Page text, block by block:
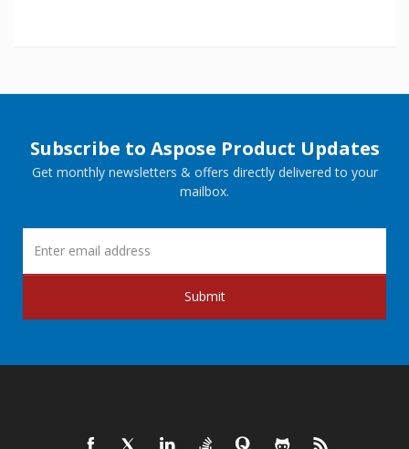
Subscribe to Aspose Product Updates
Get monthly newsletters & offers directly delivered to your
mailbox.
Submit